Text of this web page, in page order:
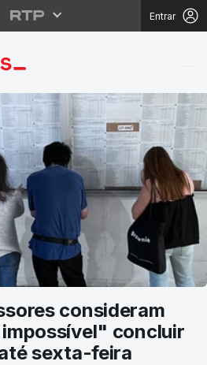
Entrar
consideram
concluir
sexta-feira